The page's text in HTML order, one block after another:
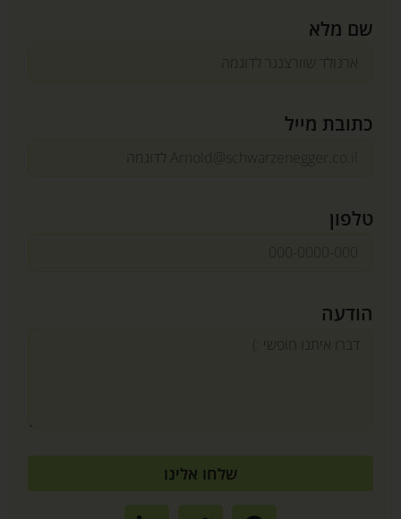
שם מלא
כתובת מייל
טלפון
הודעה
שלחו אלינו